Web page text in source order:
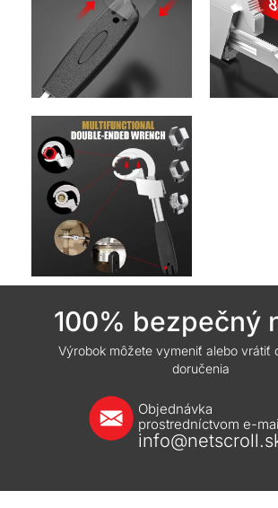
100% bezpečný
Výrobok môžete vymeniť alebo vrátiť
doručenia
Objednávka
prostredníctvom e-